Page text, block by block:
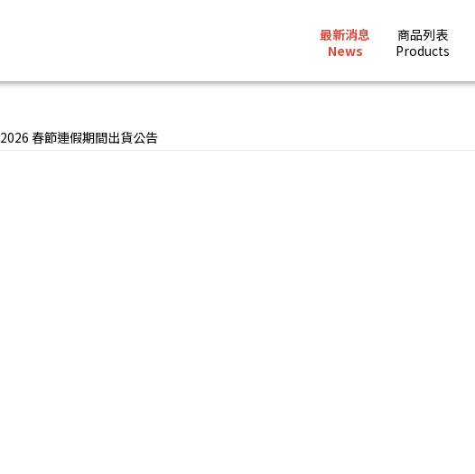
最新消息
News
商品列表
Products
2026 春節連假期間出貨公告